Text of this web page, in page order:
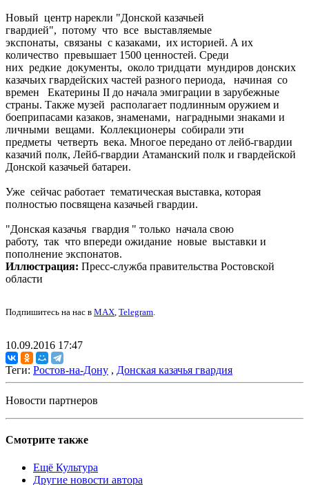
Новый центр нарекли "Донской казачьей
гвардией", потому что все выставляемые
экспонаты, связаны с казаками, их историей. А их
количество превышает 1500 ценностей. Среди
них редкие документы, около тридцати мундиров донских
казачьих гвардейских частей разного периода, начиная со
времен Екатерины II до начала эмиграции в зарубежные
страны. Также музей располагает подлинным оружием и
боеприпасами казаков, знаменами, наградными знаками и
личными вещами. Коллекционеры собирали эти
предметы четверть века. Многое передано от лейб-гвардии
казачий полк, Лейб-гвардии Атаманский полк и гвардейской
Донской казачьей батареи.
Уже сейчас работает тематическая выставка, которая
полностью посвящена казачьей гвардии.
"Донская казачья гвардия " только начала свою
работу, так что впереди ожидание новые выставки и
пополнение экспонатов.
Иллюстрация: Пресс-служба правительства Ростовской
области
Подпишитесь на нас в MAX, Telegram.
10.09.2016 17:47
Теги: Ростов-на-Дону , Донская казачья гвардия
Новости партнеров
Смотрите также
Ещё Культура
Другие новости автора